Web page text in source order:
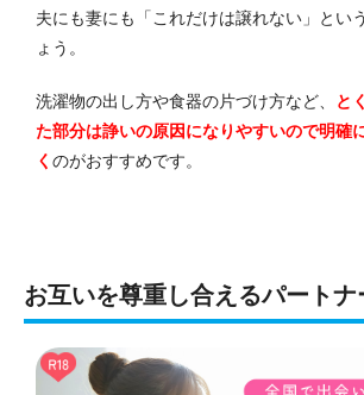
夫にも妻にも「これだけは譲れない」とい
ょう。
洗濯物の出し方や食器の片づけ方など、
と
た部分は諍いの原因になりやすいので明確
く のがおすすめです。
お互いを尊重し合えるパートナ